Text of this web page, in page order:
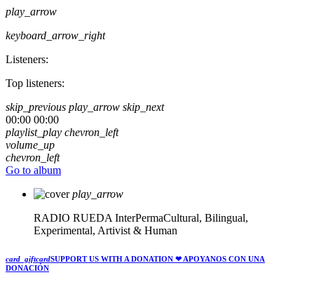
play_arrow
keyboard_arrow_right
Listeners:
Top listeners:
skip_previous play_arrow skip_next
00:00 00:00
playlist_play chevron_left
volume_up
chevron_left
Go to album
play_arrow
RADIO RUEDA InterPermaCultural, Bilingual,
Experimental, Artivist & Human
card_giftcardSUPPORT US WITH A DONATION ❤ APOYANOS CON UNA
DONACIÓN